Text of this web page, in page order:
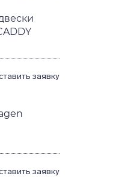
заявку
заявку